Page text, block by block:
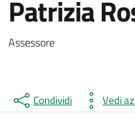
Patrizia
Assessore
Condividi Vedi